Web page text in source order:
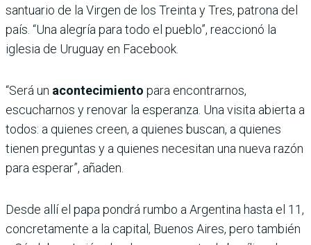
santuario de la Virgen de los Treinta y Tres, patrona del
país. “Una alegría para todo el pueblo”, reaccionó la
iglesia de Uruguay en Facebook.
“Será un acontecimiento para encontrarnos,
escucharnos y renovar la esperanza. Una visita abierta a
todos: a quienes creen, a quienes buscan, a quienes
tienen preguntas y a quienes necesitan una nueva razón
para esperar”, añaden.
Desde allí el papa pondrá rumbo a Argentina hasta el 11,
concretamente a la capital, Buenos Aires, pero también